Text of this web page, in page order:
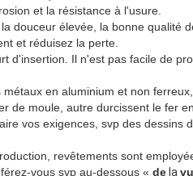
et la résistance à l'usure.
douceur élevée, la bonne qualité
et réduisez la perte.
d'insertion. Il n'est pas facile de
en aluminium et non
de moule, autre durcissent le fer
vos exigences, svp des dessins
revêtements sont
vous svp au-dessous « de la